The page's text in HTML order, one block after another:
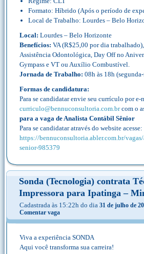
Formato: Híbrido (Após o período de
Local de Trabalho: Lourdes – Belo
Local: Lourdes – Belo Horizonte
Benefícios: VA (R$25,00 por dia
Assistência Odontológica, Day Off no
Gympass e VT ou Auxílio Combustível.
Jornada de Trabalho: 08h às 18h
Formas de candidatura:
Para se candidatar envie seu currículo por e-
curriculo@bennuconsultoria.com.brcom o
para a vaga de Analista Contábil Sênior
Para se candidatar através do website acesse:
https://bennuconsultoria.abler.com.br/
senior-985379
Sonda (Tecnologia) contrata
Impressora para Ipatinga –
Cadastrada às 15:22h do dia 31 de julho de
Comentar vaga
Viva a experiência SONDA
Aqui você transforma sua carreira!